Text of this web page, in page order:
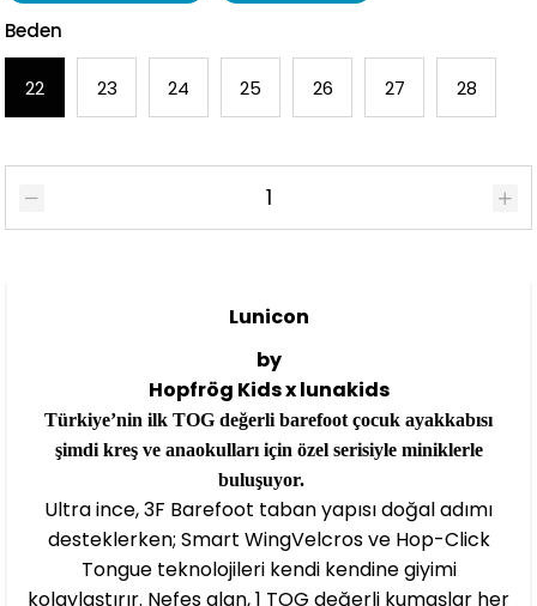
Beden
22 23 24 25 26 27 28
Lunicon
by
Hopfrög Kids xlunakids
Türkiye’nin ilk TOG değerli barefoot çocuk ayakkabısı
şimdi kreş ve anaokulları için özel serisiyle miniklerle
buluşuyor.
Ultra ince, 3F Barefoot taban yapısı doğal adımı
desteklerken; Smart WingVelcros ve Hop-Click
Tongue teknolojileri kendi kendine giyimi
kolaylaştırır. Nefes alan, 1 TOG değerli kumaşlar her